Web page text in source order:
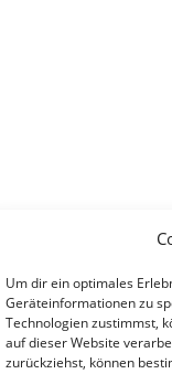
Um dir ein optimales
Geräteinformationen zu
Technologien zustimmst,
auf dieser Website
zurückziehst, können